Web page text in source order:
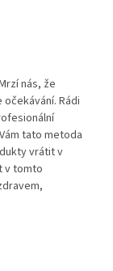
nás, že
Rádi
tato metoda
vrátit v
v tomto